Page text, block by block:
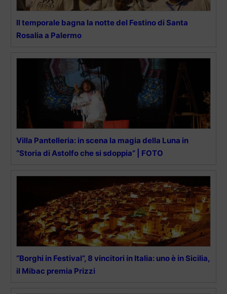
Il temporale bagna la notte del Festino di Santa
Rosalia a Palermo
Villa Pantelleria: in scena la magia della Luna in
“Storia di Astolfo che si sdoppia” | FOTO
“Borghi in Festival”, 8 vincitori in Italia: uno è in Sicilia,
il Mibac premia Prizzi